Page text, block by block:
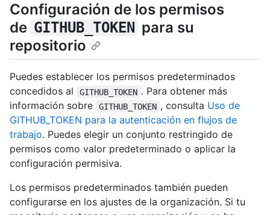
Configuración de los permisos
de GITHUB_TOKEN para su
repositorio
Puedes establecer los permisos predeterminados
concedidos al
GITHUB_TOKEN . Para obtener más
información sobre
GITHUB_TOKEN , consulta Uso de
GITHUB_TOKEN para la autenticación en flujos de
trabajo. Puedes elegir un conjunto restringido de
permisos como valor predeterminado o aplicar la
configuración permisiva.
Los permisos predeterminados también pueden
configurarse en los ajustes de la organización. Si tu